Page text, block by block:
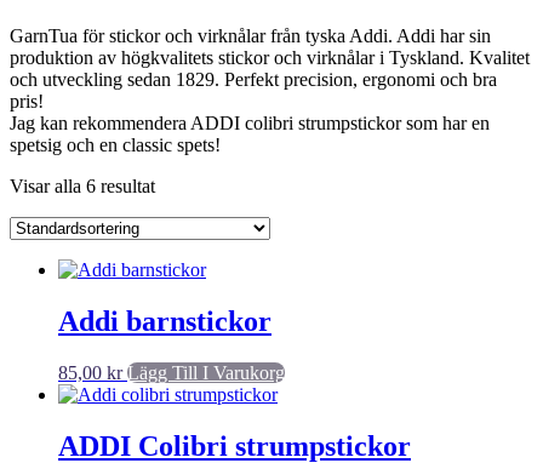
GarnTua för stickor och virknålar från tyska Addi. Addi har sin
produktion av högkvalitets stickor och virknålar i Tyskland. Kvalitet
och utveckling sedan 1829. Perfekt precision, ergonomi och bra
pris!
Jag kan rekommendera ADDI colibri strumpstickor som har en
spetsig och en classic spets!
Visar alla 6 resultat
Addi barnstickor
85,00 kr Lägg Till I Varukorg
ADDI Colibri strumpstickor